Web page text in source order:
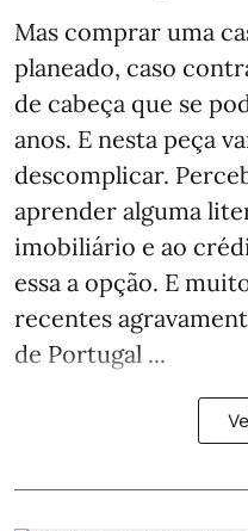
Mas comprar uma
planeado, caso
de cabeça que se
anos. E nesta peça
descomplicar.
aprender alguma
imobiliário e ao
essa a opção. E
recentes
de Portugal ...